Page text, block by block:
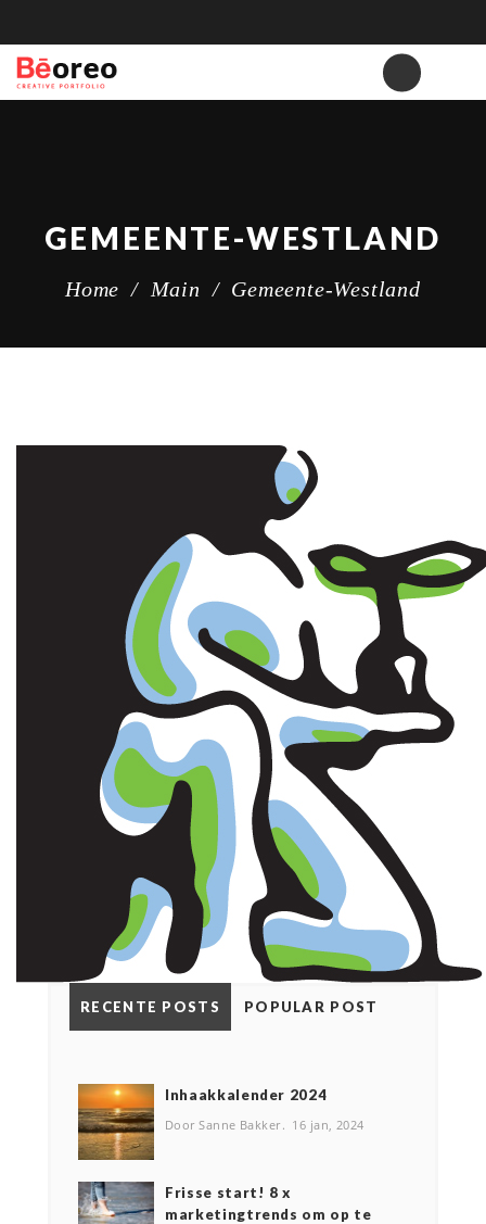
GEMEENTE-WESTLAND
Home / Main / Gemeente-Westland
RECENTE POSTS POPULAR POST
Inhaakkalender 2024
Door Sanne Bakker 16 jan, 2024
Frisse start! 8 x
marketingtrends om op te